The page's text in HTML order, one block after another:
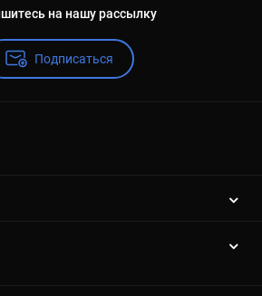
на нашу рассылку
Подписаться